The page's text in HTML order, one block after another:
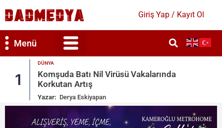
Giriş Yap / Kayıt Ol
Menü
2
Sosyal Medyada Kitlesel Göç Çağrısı:
İspanya Harekete Geçti
Yazar: Derya Eskiyapan